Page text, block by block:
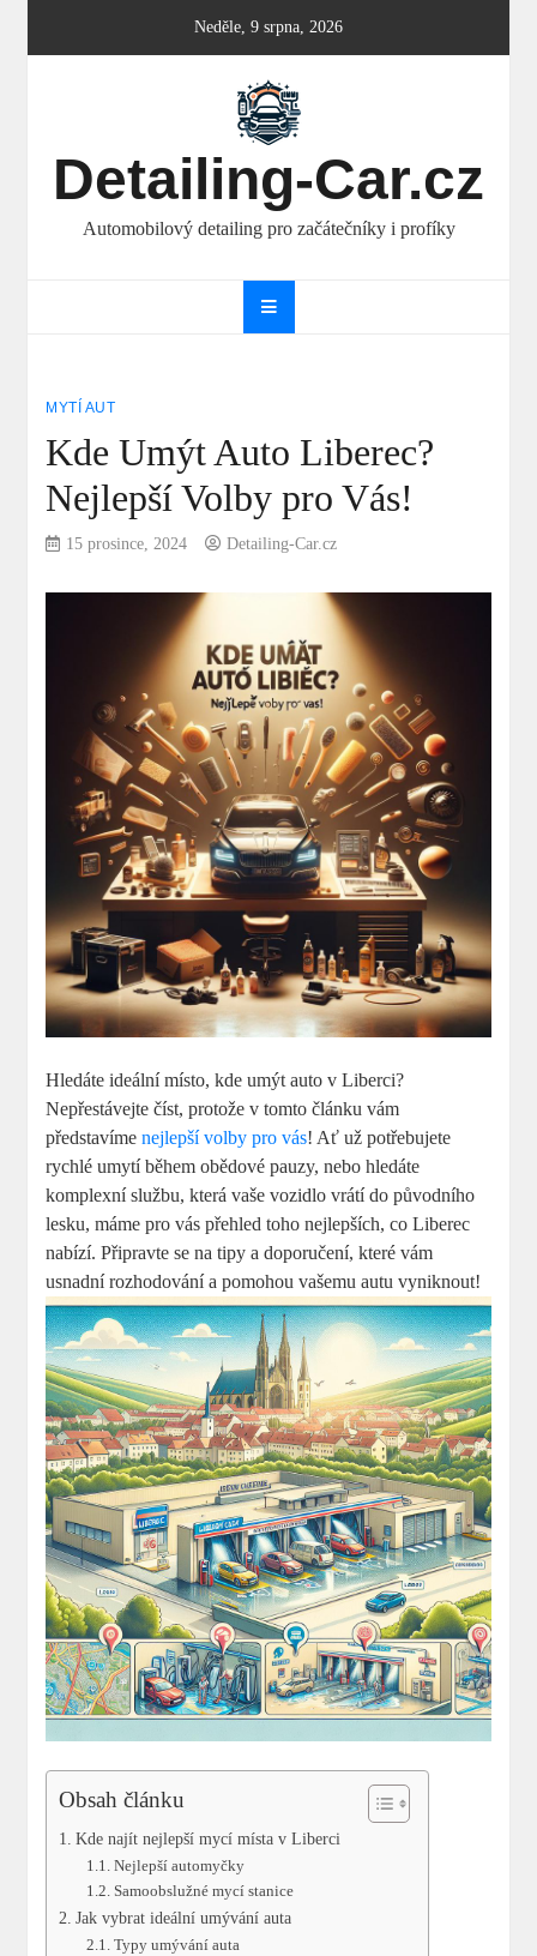
Neděle, 9 srpna, 2026
Detailing-Car.cz
Automobilový detailing pro začátečníky i profíky
MYTÍ AUT
Kde Umýt Auto Liberec?
Nejlepší Volby pro Vás!
15 prosince, 2024 Detailing-Car.cz
Hledáte ideální místo, kde umýt auto v Liberci?
Nepřestávejte číst, protože v tomto článku vám
představímenejlepší volby pro vás! Ať už potřebujete
rychlé umytí během obědové pauzy, nebo hledáte
komplexní službu, která vaše vozidlo vrátí do původního
lesku, máme pro vás přehled toho nejlepších, co Liberec
nabízí. Připravte se na tipy a doporučení, které vám
usnadní rozhodování a pomohou vašemu autu vyniknout!
Obsah článku
Kde najít nejlepší mycí místa v Liberci
Nejlepší automyčky
Samoobslužné mycí stanice
Jak vybrat ideální umývání auta
Typy umývání auta